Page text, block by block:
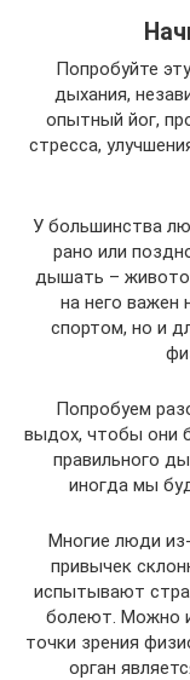
Попробуйте
дыхания,
опытный йог,
стресса,
У большинства
рано или
дышать –
на него важен
спортом, но и
Попробуем
выдох, чтобы они
правильного
иногда мы
Многие люди
привычек
испытывают
болеют. Можно
точки зрения
орган